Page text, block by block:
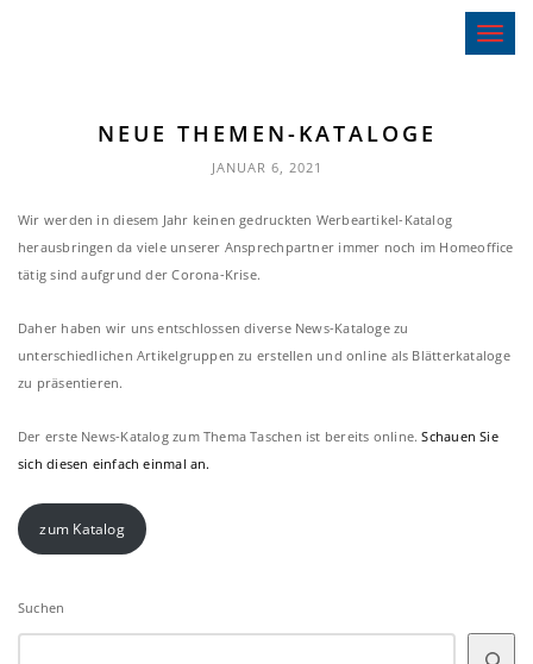
Toggle
NEUE THEMEN-KATALOGE
JANUAR 6, 2021
Wir werden in diesem Jahr keinen gedruckten Werbeartikel-Katalog
herausbringen da viele unserer Ansprechpartner immer noch im Homeoffice
tätig sind aufgrund der Corona-Krise.
Daher haben wir uns entschlossen diverse News-Kataloge zu
unterschiedlichen Artikelgruppen zu erstellen und online als Blätterkataloge
zu präsentieren.
Der erste News-Katalog zum Thema Taschen ist bereits online.Schauen Sie
sich diesen einfach einmal an.
zum Katalog
Suchen